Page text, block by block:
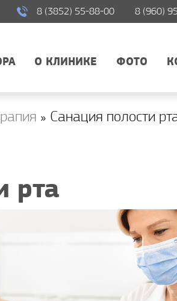
8 (3852) 55-88-00 8 (960)
О КЛИНИКЕ ФОТО
» Санация полости
рта